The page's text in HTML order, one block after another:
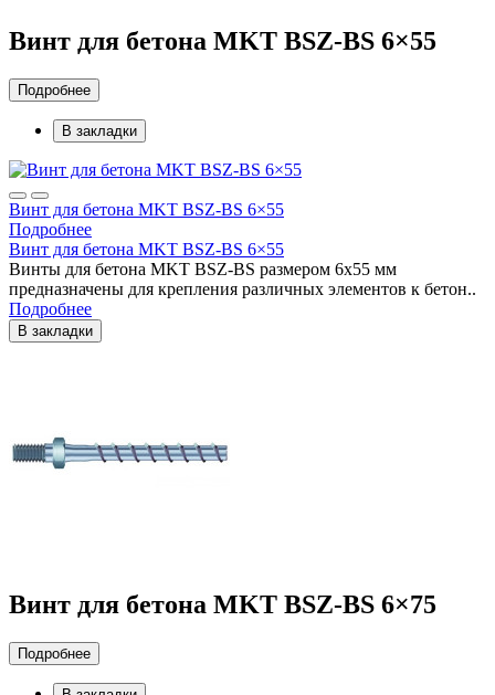
Винт для бетона MKT BSZ-BS 6×55
Подробнее
В закладки
Винт для бетона MKT BSZ-BS 6×55
Подробнее
Винт для бетона MKT BSZ-BS 6×55
Винты для бетона MKT BSZ-BS размером 6х55 мм
предназначены для крепления различных элементов к бетон..
Подробнее
В закладки
Винт для бетона MKT BSZ-BS 6×75
Подробнее